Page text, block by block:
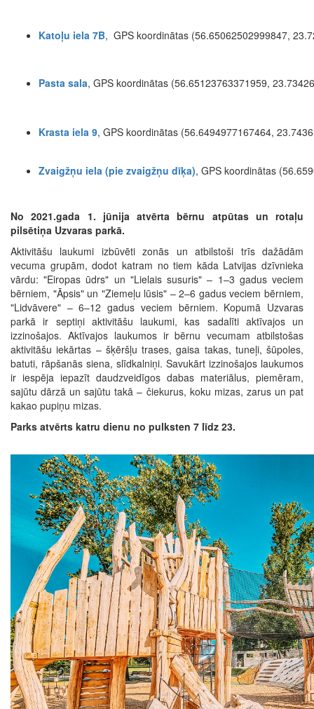
Katoļu iela 7B, GPS koordinātas (56.65062502999847,
Pasta sala, GPS koordinātas (56.65123763371959,
Krasta iela 9, GPS koordinātas (56.6494977167464,
Zvaigžņu iela (pie zvaigžņu dīķa), GPS koordinātas
No 2021.gada 1. jūnija atvērta bērnu atpūtas un rotaļu
pilsētiņa Uzvaras parkā.
Aktivitāšu laukumi izbūvēti zonās un atbilstoši trīs dažādām
vecuma grupām, dodot katram no tiem kāda Latvijas dzīvnieka
vārdu: "Eiropas ūdrs" un "Lielais susuris" – 1–3 gadus veciem
bērniem, "Āpsis" un "Ziemeļu lūsis" – 2–6 gadus veciem bērniem,
"Lidvāvere" – 6–12 gadus veciem bērniem. Kopumā Uzvaras
parkā ir septiņi aktivitāšu laukumi, kas sadalīti aktīvajos un
izzinošajos. Aktīvajos laukumos ir bērnu vecumam atbilstošas
aktivitāšu iekārtas – šķēršļu trases, gaisa takas, tuneļi, šūpoles,
batuti, rāpšanās siena, slīdkalniņi. Savukārt izzinošajos laukumos
ir iespēja iepazīt daudzveidīgos dabas materiālus, piemēram,
sajūtu dārzā un sajūtu takā – čiekurus, koku mizas, zarus un pat
kakao pupiņu mizas.
Parks atvērts katru dienu no pulksten 7 līdz 23.